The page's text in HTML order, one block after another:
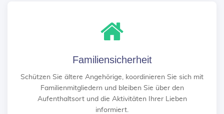
Familiensicherheit
Schützen Sie ältere Angehörige, koordinieren Sie sich mit
Familienmitgliedern und bleiben Sie über den
Aufenthaltsort und die Aktivitäten Ihrer Lieben
informiert.